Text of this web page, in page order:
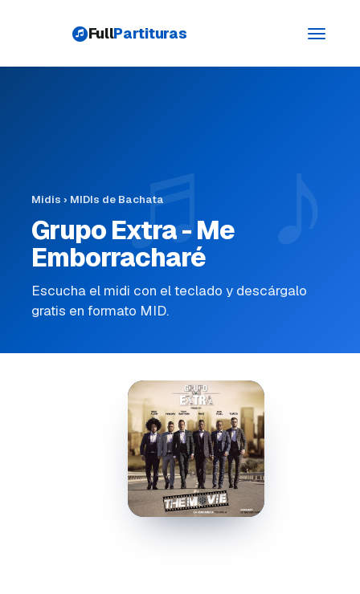
Toggle
FullPartituras
Midis › MIDIs de Bachata
Grupo Extra - Me
Emborracharé
Escucha el midi con el teclado y descárgalo
gratis en formato MID.